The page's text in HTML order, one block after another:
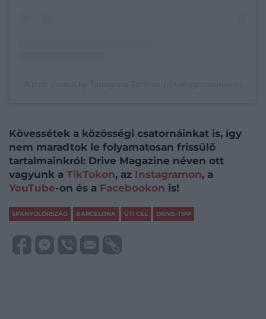
Kövessétek a közösségi csatornáinkat is, így
nem maradtok le folyamatosan frissülő
tartalmainkról: Drive Magazine néven ott
vagyunk a TikTokon, az Instagramon, a
YouTube-on és a Facebookon is!
SPANYOLORSZÁG BARCELONA ÚTI CÉL DRIVE-TIPP